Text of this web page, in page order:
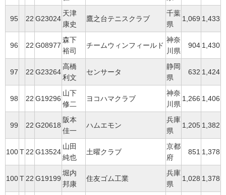
95 22 G23024
天津
康史
鷹之台テニスクラブ
千葉
県
1,069 1,433
96 22 G08977
森下
裕司
チームウィンフィールド
神奈
川県
904 1,430
97 22 G23264
高橋
利文
センサータ
静岡
県
632 1,424
98 22 G19296
山下
修二
ヨコハマクラブ
神奈
川県
1,266 1,406
99 22 G20618
阪本
佳一
ハムエモン
兵庫
県
1,205 1,382
100T 22 G13524
山田
純也
土曜クラブ
京都
府
851 1,378
100T 22 G19199
堀内
邦康
住友ゴム工業
兵庫
県
1,028 1,378